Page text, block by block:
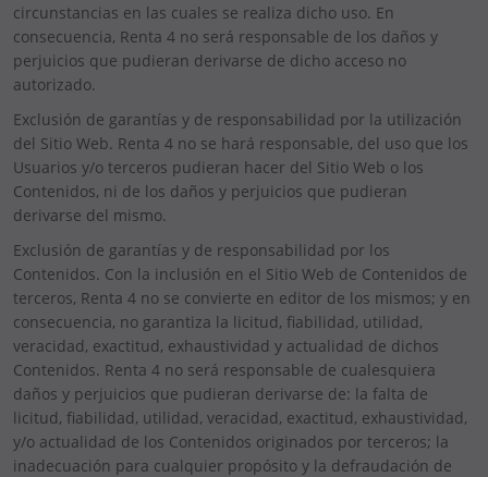
circunstancias en las cuales se realiza dicho uso. En
consecuencia, Renta 4 no será responsable de los daños y
perjuicios que pudieran derivarse de dicho acceso no
autorizado.
Exclusión de garantías y de responsabilidad por la utilización
del Sitio Web. Renta 4 no se hará responsable, del uso que los
Usuarios y/o terceros pudieran hacer del Sitio Web o los
Contenidos, ni de los daños y perjuicios que pudieran
derivarse del mismo.
Exclusión de garantías y de responsabilidad por los
Contenidos. Con la inclusión en el Sitio Web de Contenidos de
terceros, Renta 4 no se convierte en editor de los mismos; y en
consecuencia, no garantiza la licitud, fiabilidad, utilidad,
veracidad, exactitud, exhaustividad y actualidad de dichos
Contenidos. Renta 4 no será responsable de cualesquiera
daños y perjuicios que pudieran derivarse de: la falta de
licitud, fiabilidad, utilidad, veracidad, exactitud, exhaustividad,
y/o actualidad de los Contenidos originados por terceros; la
inadecuación para cualquier propósito y la defraudación de